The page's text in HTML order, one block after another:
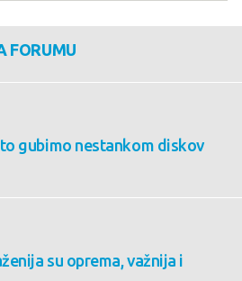
FORUMU
gubimo nestankom diskov
su oprema, važnija i